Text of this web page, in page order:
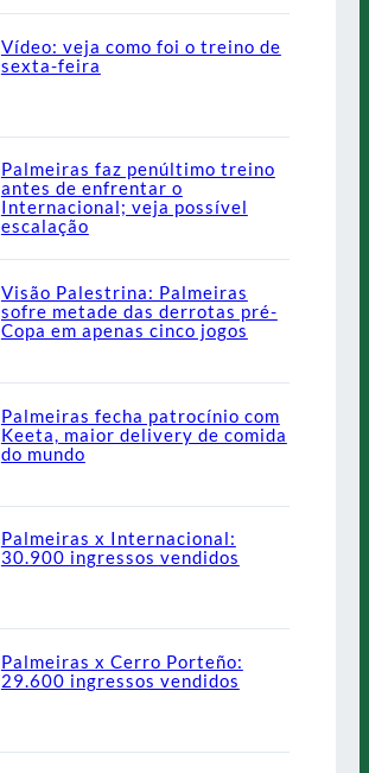
Vídeo: veja como foi o treino de
sexta-feira
Palmeiras faz penúltimo treino
antes de enfrentar o
Internacional; veja possível
escalação
Visão Palestrina: Palmeiras
sofre metade das derrotas pré-
Copa em apenas cinco jogos
Palmeiras fecha patrocínio com
Keeta, maior delivery de comida
do mundo
Palmeiras x Internacional:
30.900 ingressos vendidos
Palmeiras x Cerro Porteño:
29.600 ingressos vendidos